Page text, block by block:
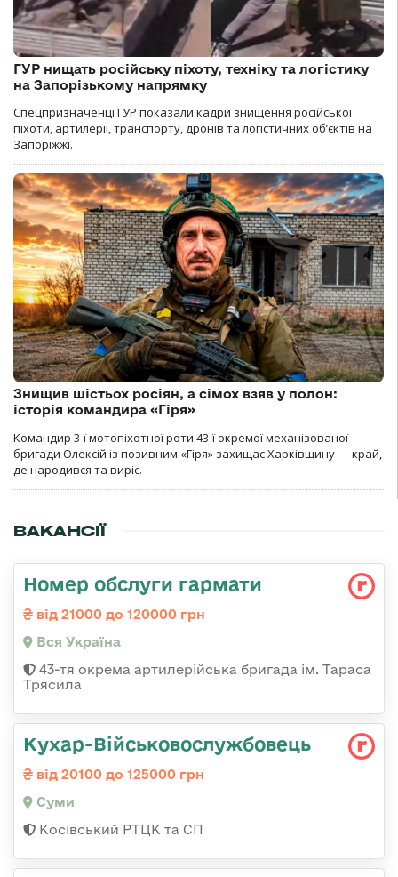
ГУР нищать російську піхоту, техніку та логістику
на Запорізькому напрямку
Спецпризначенці ГУР показали кадри знищення російської
піхоти, артилерії, транспорту, дронів та логістичних об’єктів на
Запоріжжі.
Знищив шістьох росіян, а сімох взяв у полон:
історія командира «Гіря»
Командир 3-ї мотопіхотної роти 43-ї окремої механізованої
бригади Олексій із позивним «Гіря» захищає Харківщину — край,
де народився та виріс.
ВАКАНСІЇ
Номер обслуги гармати
від 21000 до 120000 грн
Вся Україна
43-тя окрема артилерійська бригада ім. Тараса
Трясила
Кухар-Військовослужбовець
від 20100 до 125000 грн
Суми
Косівський РТЦК та СП